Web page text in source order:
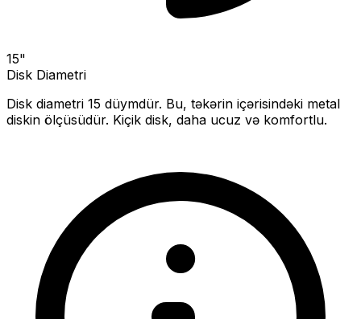
15"
Disk Diametri
Disk diametri 15 düymdür. Bu, təkərin içərisindəki metal
diskin ölçüsüdür. Kiçik disk, daha ucuz və komfortlu.